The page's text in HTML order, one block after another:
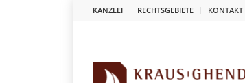
KANZLEI RECHTSGEBIETE KONTAKT